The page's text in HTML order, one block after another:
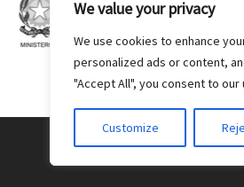
We value your privacy
We use cookies to enhance
personalized ads or content,
"Accept All", you consent to
Customize